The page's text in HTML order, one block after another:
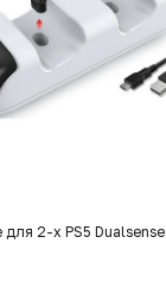
для 2-х PS5 Dualsense